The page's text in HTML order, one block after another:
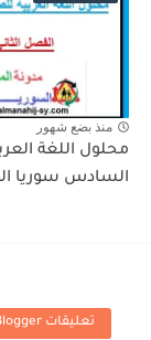
منذ بضع شهور
محلول اللغة
السادس سوريا
تعليقات Blogger